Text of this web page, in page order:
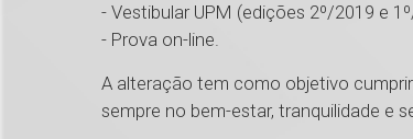
- Vestibular UPM (edições 2º/2019 e
- Prova on-line.
A alteração tem como objetivo
sempre no bem-estar, tranquilidade e